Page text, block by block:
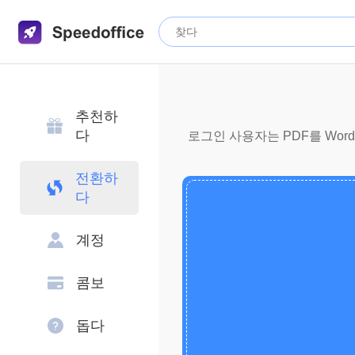
추천하
다
전환하
다
계정
콤보
돕다
로그인 사용자는 PDF를